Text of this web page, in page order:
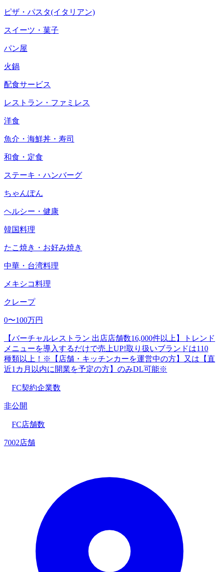
ピザ・パスタ(イタリアン)
スイーツ・菓子
パン屋
火鍋
配食サービス
レストラン・ファミレス
洋食
魚介・海鮮丼・寿司
和食・定食
ステーキ・ハンバーグ
ちゃんぽん
ヘルシー・健康
韓国料理
たこ焼き・お好み焼き
中華・台湾料理
メキシコ料理
クレープ
0〜100万円
【バーチャルレストラン 出店店舗数16,000件以上】トレンド
メニューを導入するだけで売上UP!取り扱いブランドは110
種類以上！※【店舗・キッチンカーを運営中の方】又は【直
近1カ月以内に開業を予定の方】のみDL可能※
FC契約企業数
非公開
FC店舗数
7002店舗